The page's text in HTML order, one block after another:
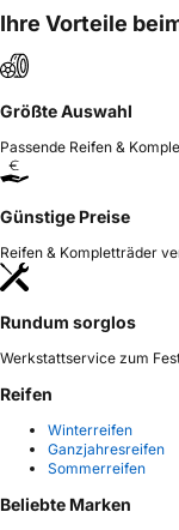
Ihre Vorteile
Größte Auswahl
Passende Reifen &
Günstige Preise
Reifen & Kompletträder
Rundum sorglos
Werkstattservice zum
Reifen
Winterreifen
Ganzjahresreifen
Sommerreifen
Beliebte Marken